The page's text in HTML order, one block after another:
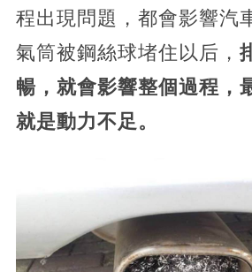
程出現問題，都會影響汽
氣筒被鋼絲球堵住以后，
暢，就會影響整個過程，
就是動力不足。